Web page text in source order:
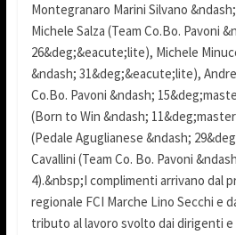
Montegranaro Marini Silvano
Michele Salza (Team Co.Bo. Pavoni
26&deg;&eacute;lite), Michele
&ndash; 31&deg;&eacute;lite),
Co.Bo. Pavoni &ndash;
(Born to Win &ndash;
(Pedale Aguglianese &ndash;
Cavallini (Team Co. Bo. Pavoni
4).&nbsp;I complimenti arrivano dal
regionale FCI Marche Lino Secchi e
tributo al lavoro svolto dai dirigenti e